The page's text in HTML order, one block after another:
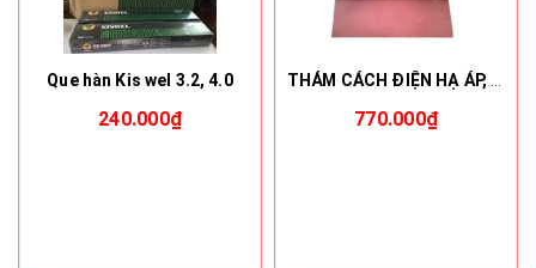
Que hàn Kis wel 3.2, 4.0
240.000₫ 770.000₫